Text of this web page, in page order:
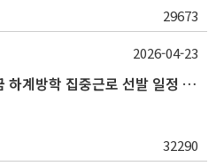
29673
2026학년도 국가근로장학금 하계방학 집중근로 선발 일정 안내
32290
2026-04-23